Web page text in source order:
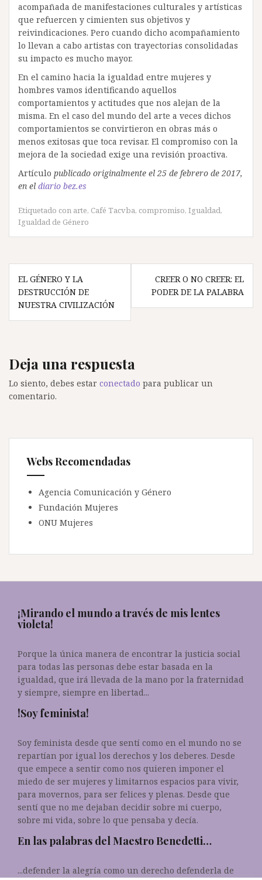
acompañada de manifestaciones culturales y artísticas
que refuercen y cimienten sus objetivos y
reivindicaciones. Pero cuando dicho acompañamiento
lo llevan a cabo artistas con trayectorias consolidadas
su impacto es mucho mayor.
En el camino hacia la igualdad entre mujeres y
hombres vamos identificando aquellos
comportamientos y actitudes que nos alejan de la
misma. En el caso del mundo del arte a veces dichos
comportamientos se convirtieron en obras más o
menos exitosas que toca revisar. El compromiso con la
mejora de la sociedad exige una revisión proactiva.
Artículo publicado originalmente el 25 de febrero de 2017,
en el diario bez.es
Etiquetado con arte, Café Tacvba, compromiso, Igualdad,
Igualdad de Género
Navegación
de
entradas
EL GÉNERO Y LA
DESTRUCCIÓN DE
NUESTRA CIVILIZACIÓN
CREER O NO CREER: EL
PODER DE LA PALABRA
Deja una respuesta
Lo siento, debes estar conectado para publicar un
comentario.
Webs Recomendadas
Agencia Comunicación y Género
Fundación Mujeres
ONU Mujeres
¡Mirando el mundo a través de mis lentes
violeta!
Porque la única manera de encontrar la justicia social
para todas las personas debe estar basada en la
igualdad, que irá llevada de la mano por la fraternidad
y siempre, siempre en libertad...
!Soy feminista!
Soy feminista desde que sentí como en el mundo no se
repartían por igual los derechos y los deberes. Desde
que empece a sentir como nos quieren imponer el
miedo de ser mujeres y limitarnos espacios para vivir,
para movernos, para ser felices y plenas. Desde que
sentí que no me dejaban decidir sobre mi cuerpo,
sobre mi vida, sobre lo que pensaba y decía.
En las palabras del Maestro Benedetti…
...defender la alegría como un derecho defenderla de